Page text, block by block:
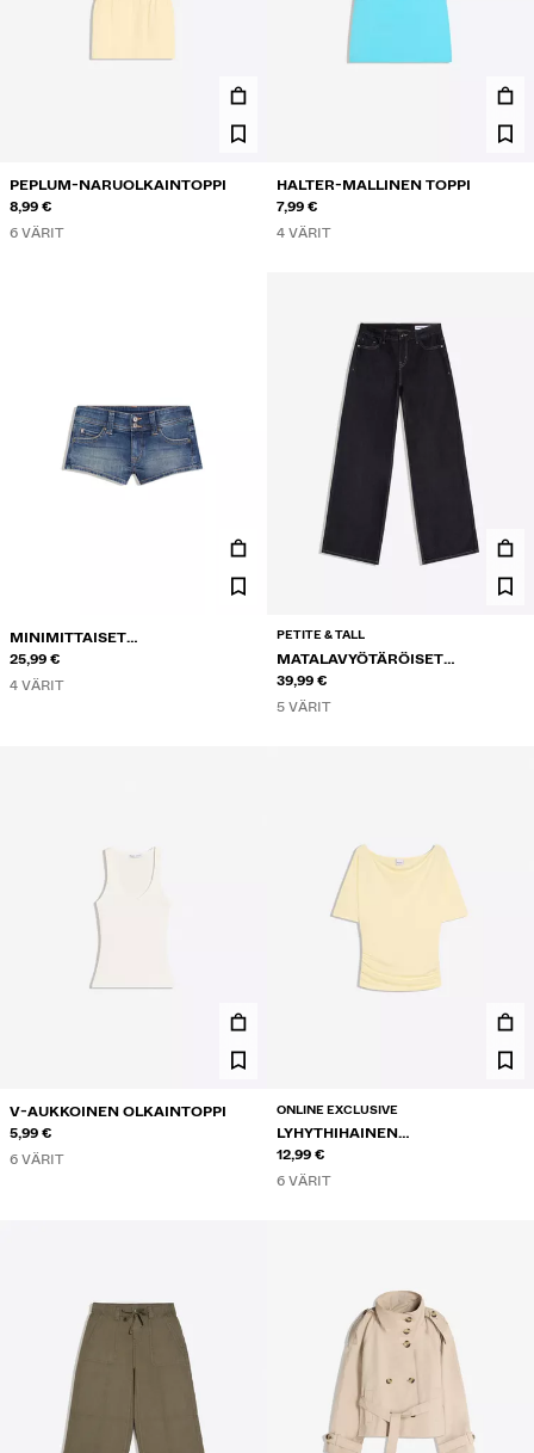
PEPLUM-NARUOLKAINTOPPI
8,99 €
6 VÄRIT
HALTER-MALLINEN TOPPI
7,99 €
4 VÄRIT
MINIMITTAISET
FARKKUSHORTSIT
25,99 €
4 VÄRIT
PETITE & TALL
MATALAVYÖTÄRÖISET
LEVEÄLAHKEISET FARKUT
39,99 €
5 VÄRIT
V-AUKKOINEN OLKAINTOPPI
5,99 €
6 VÄRIT
ONLINE EXCLUSIVE
LYHYTHIHAINEN
EPÄSYMMETRINEN T-PAITA
12,99 €
6 VÄRIT